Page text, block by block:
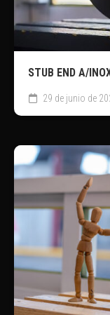
STUB END A/
29 de junio de